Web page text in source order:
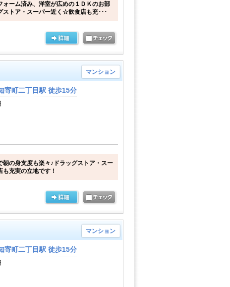
ォーム済み、洋室が広めの１ＤＫのお部
トア・スーパー近く☆飲食店も充･･･
マンション
寄町二丁目駅 徒歩15分
朝の身支度も楽々♪ドラッグストア・スー
充実の立地です！
マンション
寄町二丁目駅 徒歩15分